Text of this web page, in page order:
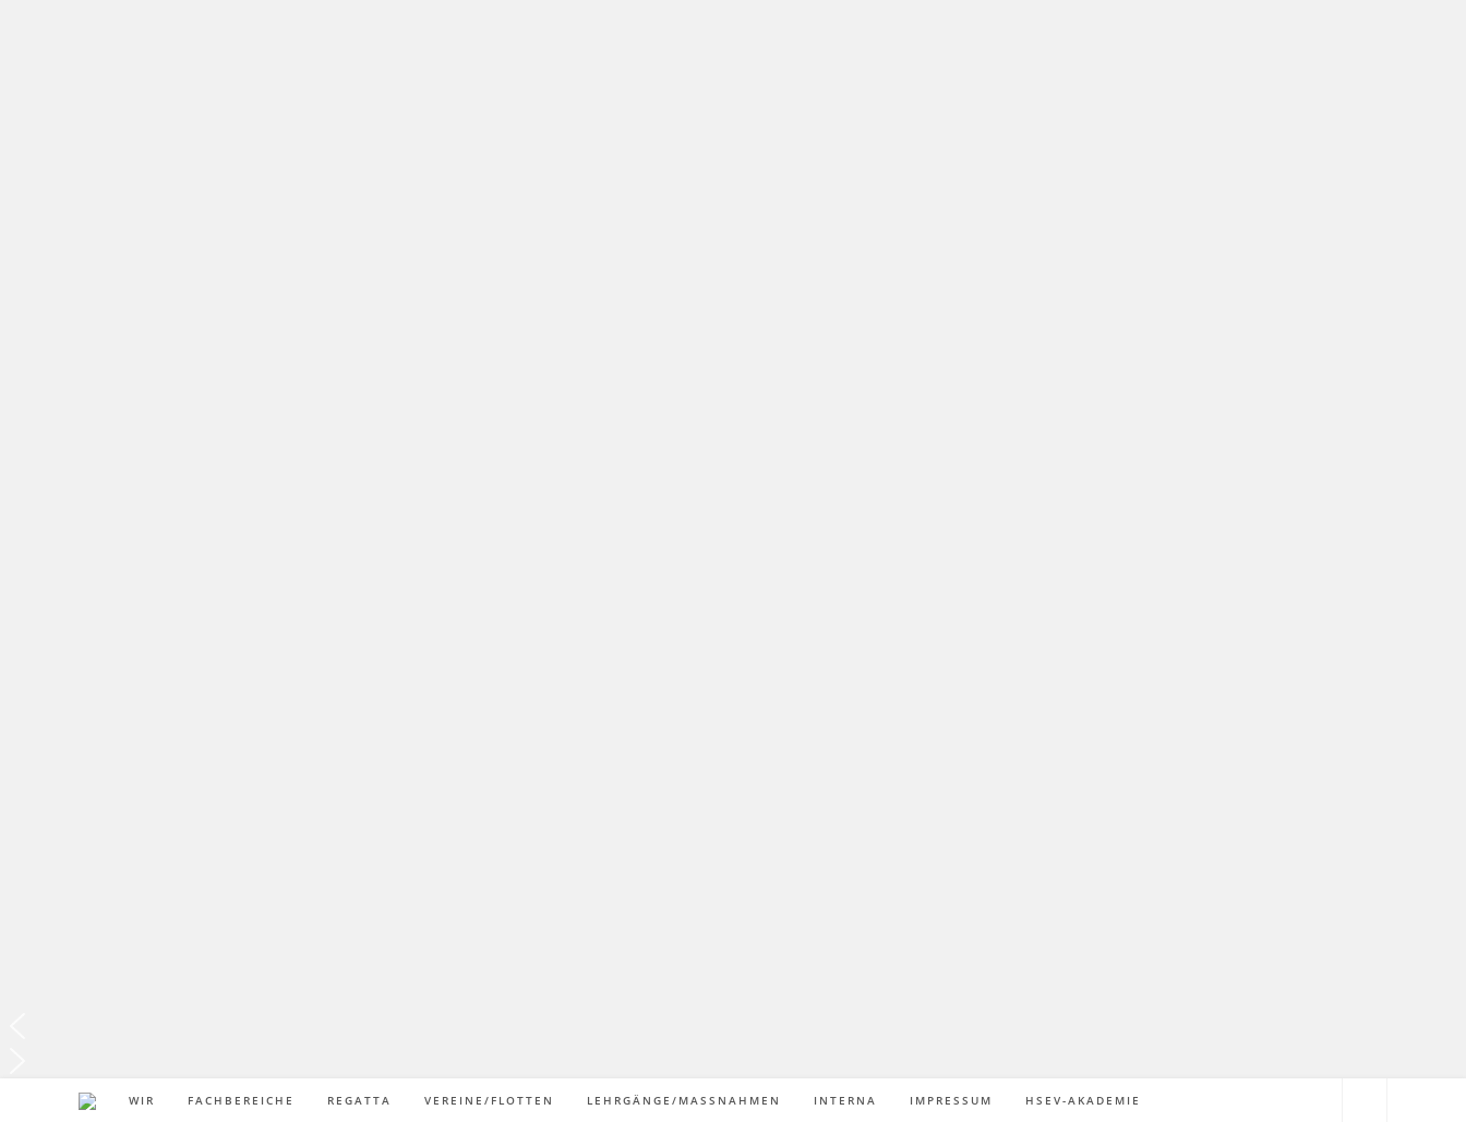
WIR FACHBEREICHE REGATTA VEREINE/FLOTTEN LEHRGÄNGE/MASSNAHMEN INTERNA IMPRESSUM HSEV-AKADEMIE